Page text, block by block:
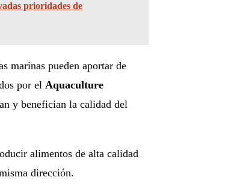
prioridades de
marinas pueden aportar de
por el Aquaculture
y benefician la calidad del
alimentos de alta calidad
dirección.